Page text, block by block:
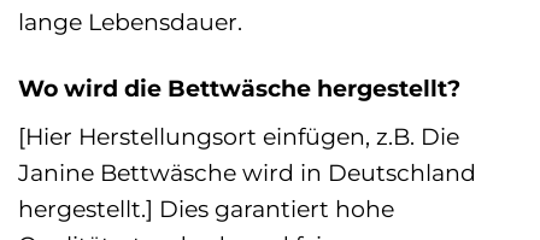
lange Lebensdauer.
Wo wird die Bettwäsche hergestellt?
[Hier Herstellungsort einfügen, z.B. Die
Janine Bettwäsche wird in Deutschland
hergestellt.] Dies garantiert hohe